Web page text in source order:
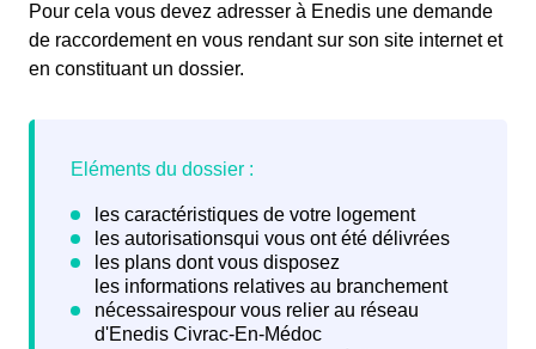
Pour cela vous devez adresser à Enedis une demande
de raccordement en vous rendant sur son site internet et
en constituant un dossier.